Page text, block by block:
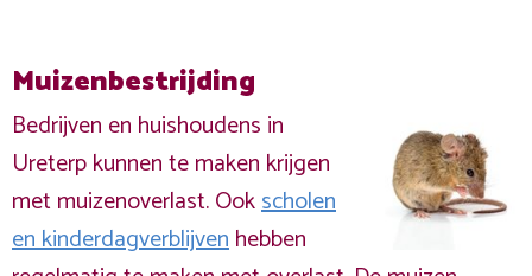
Muizenbestrijding
Bedrijven en huishoudens in
Ureterp kunnen te maken krijgen
met muizenoverlast. Ookscholen
en kinderdagverblijvenhebben